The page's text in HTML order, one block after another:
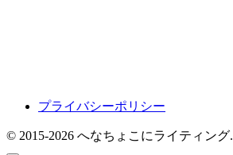
プライバシーポリシー
© 2015-2026 へなちょこにライティング.